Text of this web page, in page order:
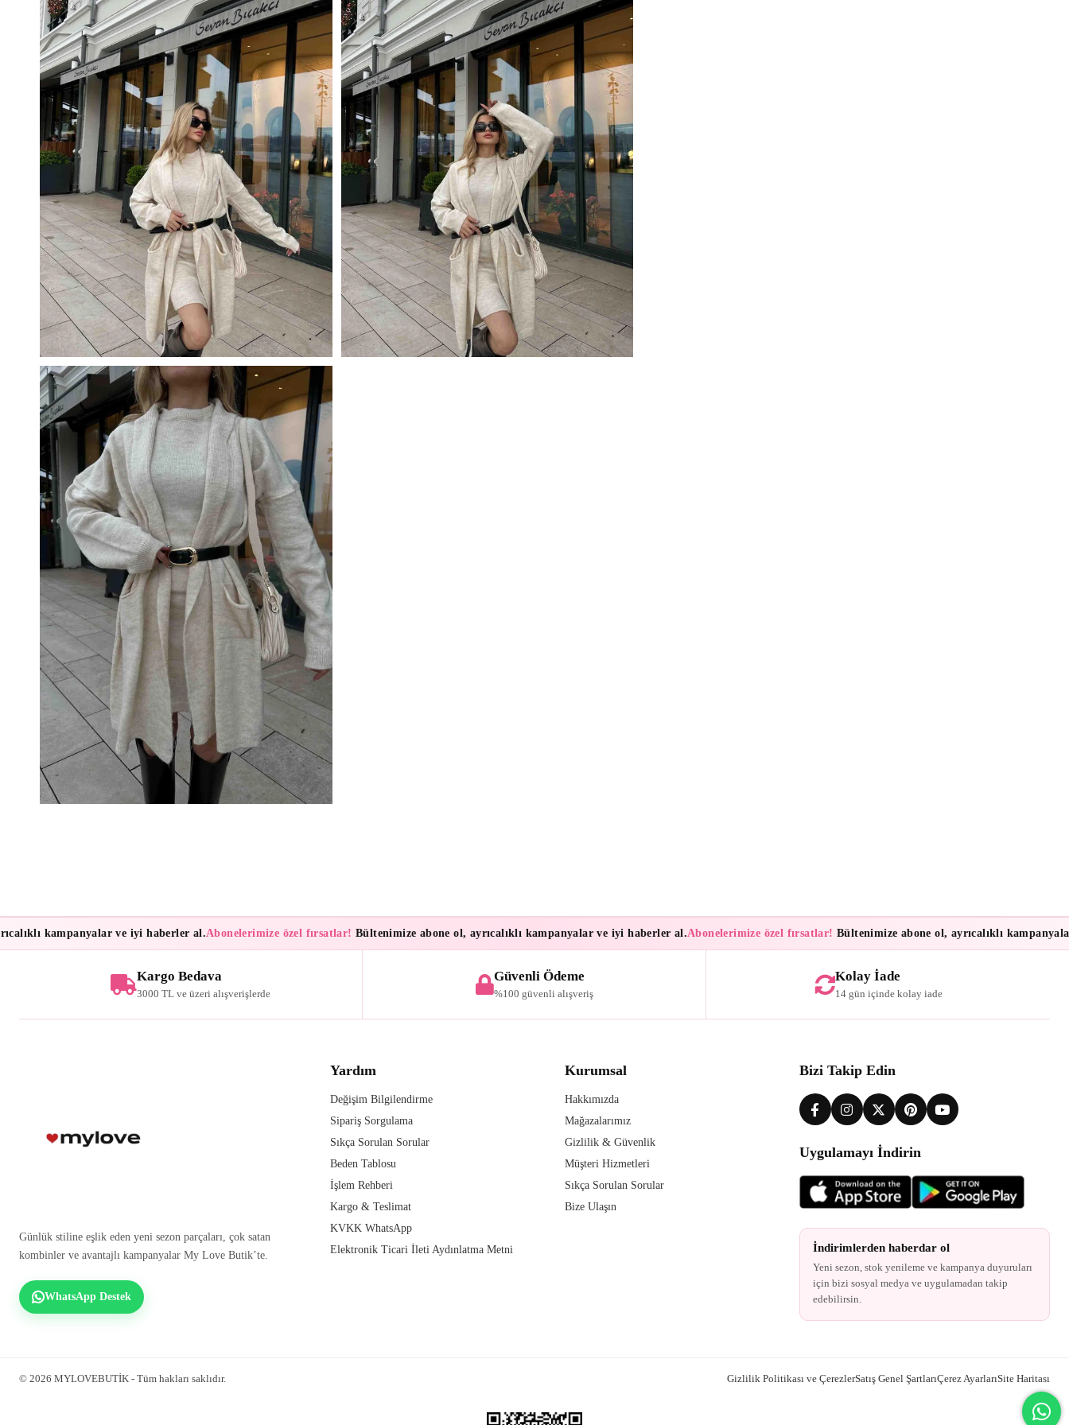
kampanyalar ve iyi haberler al.Abonelerimize özel fırsatlar!Bültenimize abone ol, ayrıcalıklı kampanyalar ve iyi haberler al.Abonelerimize özel fırsatlar!Bültenimize abone ol, ayrıcalıklı kampanyalar
Kargo Bedava
3000 TL ve üzeri alışverişlerde
Güvenli Ödeme
%100 güvenli alışveriş
Kolay İade
14 gün içinde kolay iade
Günlük stiline eşlik eden yeni sezon parçaları, çok satan
kombinler ve avantajlı kampanyalar My Love Butik’te.
WhatsApp Destek
Yardım
Değişim Bilgilendirme
Sipariş Sorgulama
Sıkça Sorulan Sorular
Beden Tablosu
İşlem Rehberi
Kargo & Teslimat
KVKK WhatsApp
Elektronik Ticari İleti Aydınlatma Metni
Kurumsal
Hakkımızda
Mağazalarımız
Gizlilik & Güvenlik
Müşteri Hizmetleri
Sıkça Sorulan Sorular
Bize Ulaşın
Bizi Takip Edin
Uygulamayı İndirin
İndirimlerden haberdar ol
Yeni sezon, stok yenileme ve kampanya duyuruları
için bizi sosyal medya ve uygulamadan takip
edebilirsin.
© 2026 MYLOVEBUTİK - Tüm hakları saklıdır. Gizlilik Politikası ve ÇerezlerSatış Genel ŞartlarıÇerez AyarlarıSite Haritası